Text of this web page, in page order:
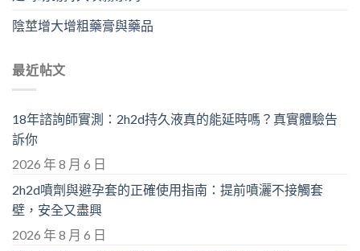
陰莖增大增粗藥膏與藥品
最近帖文
18年諮詢師實測：2h2d持久液真的能延時嗎？真實體驗告
訴你
2026 年 8 月 6 日
2h2d噴劑與避孕套的正確使用指南：提前噴灑不接觸套
壁，安全又盡興
2026 年 8 月 6 日